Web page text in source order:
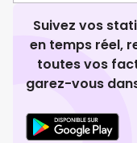
Suivez vos
en temps réel,
toutes vos
garez-vous